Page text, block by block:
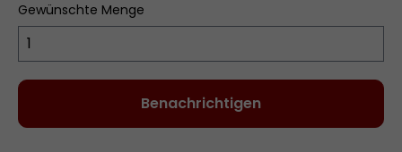
Gewünschte Menge
Benachrichtigen